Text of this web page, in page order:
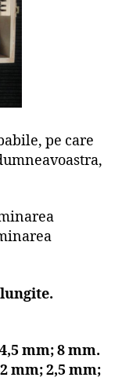
pe care
mm; 8 mm.
mm; 2,5 mm;